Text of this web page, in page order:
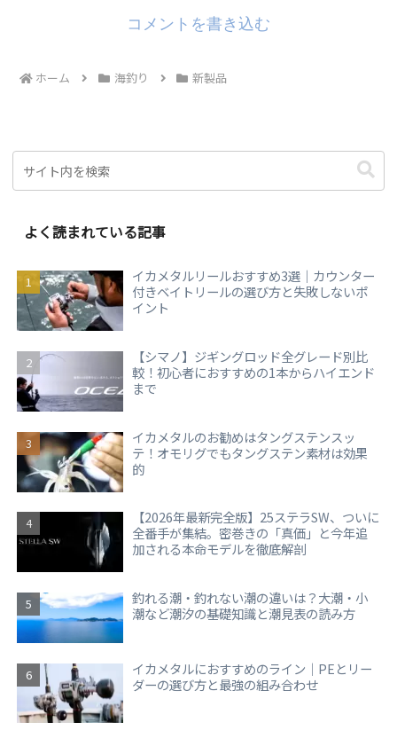
コメントを書き込む
ホーム 海釣り 新製品
よく読まれている記事
イカメタルリールおすすめ3選｜カウンター
付きベイトリールの選び方と失敗しないポ
イント
【シマノ】ジギングロッド全グレード別比
較！初心者におすすめの1本からハイエンド
まで
イカメタルのお勧めはタングステンスッ
テ！オモリグでもタングステン素材は効果
的
【2026年最新完全版】25ステラSW、ついに
全番手が集結。密巻きの「真価」と今年追
加される本命モデルを徹底解剖
釣れる潮・釣れない潮の違いは？大潮・小
潮など潮汐の基礎知識と潮見表の読み方
イカメタルにおすすめのライン｜PEとリー
ダーの選び方と最強の組み合わせ